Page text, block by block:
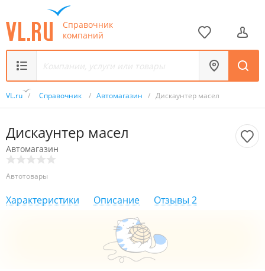
Справочник
компаний
VL.ru / Справочник / Автомагазин / Дискаунтер масел
Дискаунтер масел
Автомагазин
Автотовары
Характеристики Описание Отзывы 2